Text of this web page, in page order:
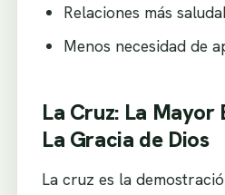
Relaciones más
Menos necesidad de
La Cruz: La Mayor
La Gracia de Dios
La cruz es la